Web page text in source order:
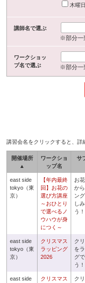
木曜日
講師名で選ぶ
※部分一
ワークショッ
プ名で選ぶ
※部分一
講習会名をクリックすると、詳
開催場所
▲
ワークショ
ップ名
サ
east side
tokyo（東
京）
【年内最終
回】お花の
選び方講座
～おひとり
で選べるノ
ウハウが身
につく～
お
か
ン
し
う！
east side
tokyo（東
京）
クリスマス
ラッピング
2026
ク
を
グ
う！
east side
クリスマス
ク